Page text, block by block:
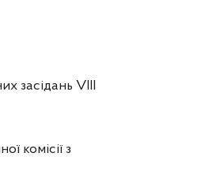
засідань VIII
комісії з